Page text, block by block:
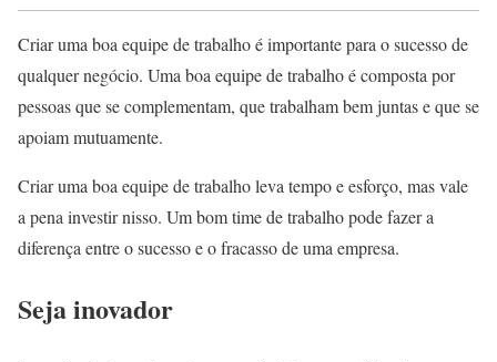
Criar uma boa equipe de trabalho é importante para o sucesso de
qualquer negócio. Uma boa equipe de trabalho é composta por
pessoas que se complementam, que trabalham bem juntas e que se
apoiam mutuamente.
Criar uma boa equipe de trabalho leva tempo e esforço, mas vale
a pena investir nisso. Um bom time de trabalho pode fazer a
diferença entre o sucesso e o fracasso de uma empresa.
Seja inovador